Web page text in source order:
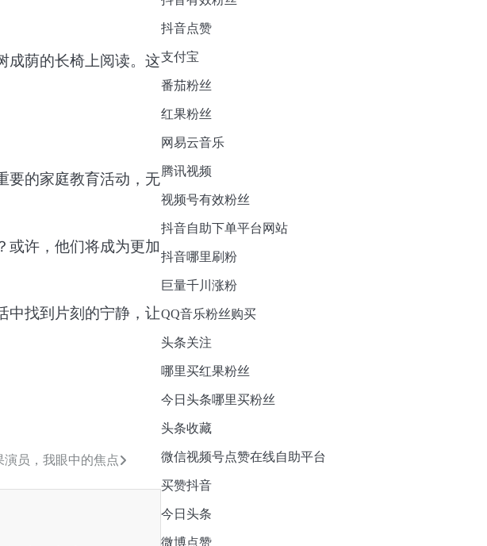
成荫的长椅上阅读。这
要的家庭教育活动，无
或许，他们将成为更加
中找到片刻的宁静，让
员，我眼中的焦点
抖音点赞
支付宝
番茄粉丝
红果粉丝
网易云音乐
腾讯视频
视频号有效粉丝
抖音自助下单平台网站
抖音哪里刷粉
巨量千川涨粉
QQ音乐粉丝购买
头条关注
哪里买红果粉丝
今日头条哪里买粉丝
头条收藏
微信视频号点赞在线自助平台
买赞抖音
今日头条
微博点赞